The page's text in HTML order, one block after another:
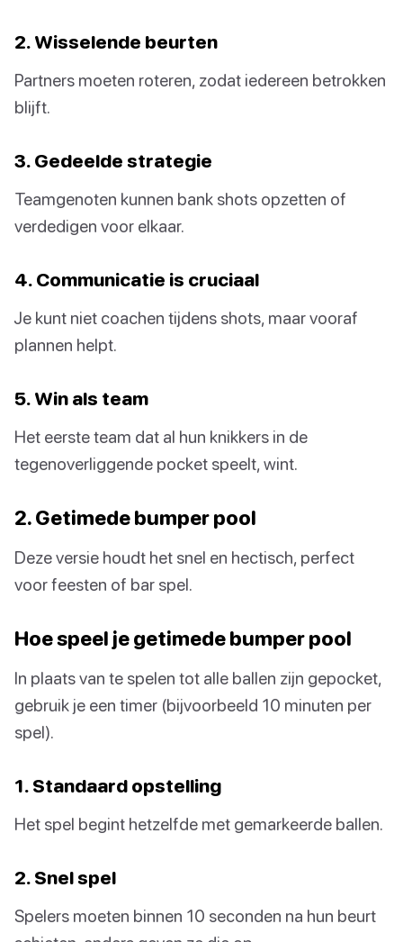
2. Wisselende beurten
Partners moeten roteren, zodat iedereen betrokken
blijft.
3. Gedeelde strategie
Teamgenoten kunnen bank shots opzetten of
verdedigen voor elkaar.
4. Communicatie is cruciaal
Je kunt niet coachen tijdens shots, maar vooraf
plannen helpt.
5. Win als team
Het eerste team dat al hun knikkers in de
tegenoverliggende pocket speelt, wint.
2. Getimede bumper pool
Deze versie houdt het snel en hectisch, perfect
voor feesten of bar spel.
Hoe speel je getimede bumper pool
In plaats van te spelen tot alle ballen zijn gepocket,
gebruik je een timer (bijvoorbeeld 10 minuten per
spel).
1. Standaard opstelling
Het spel begint hetzelfde met gemarkeerde ballen.
2. Snel spel
Spelers moeten binnen 10 seconden na hun beurt